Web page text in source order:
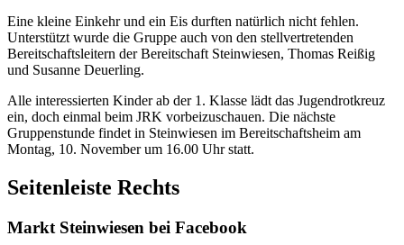
Eine kleine Einkehr und ein Eis durften natürlich nicht fehlen.
Unterstützt wurde die Gruppe auch von den stellvertretenden
Bereitschaftsleitern der Bereitschaft Steinwiesen, Thomas Reißig
und Susanne Deuerling.
Alle interessierten Kinder ab der 1. Klasse lädt das Jugendrotkreuz
ein, doch einmal beim JRK vorbeizuschauen. Die nächste
Gruppenstunde findet in Steinwiesen im Bereitschaftsheim am
Montag, 10. November um 16.00 Uhr statt.
Seitenleiste Rechts
Markt Steinwiesen bei Facebook